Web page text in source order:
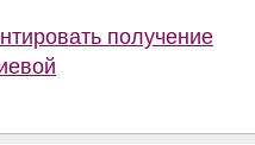
получение